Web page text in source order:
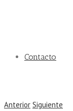
Contacto
Anterior Siguiente